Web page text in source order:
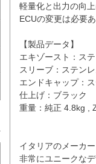
軽量化と出力の向
ECUの変更は必要あ
【製品データ】
エキゾースト：ス
スリーブ：ステンレ
エンドキャップ：
仕上げ：ブラック
重量：純正 4.8kg ,
イタリアのメーカ
非常にユニークな